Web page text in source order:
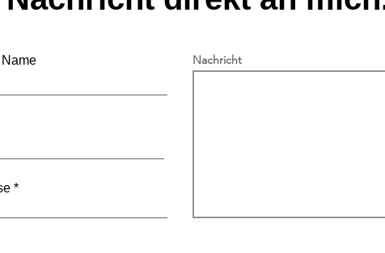
Leistung muss sich in der
Nachricht